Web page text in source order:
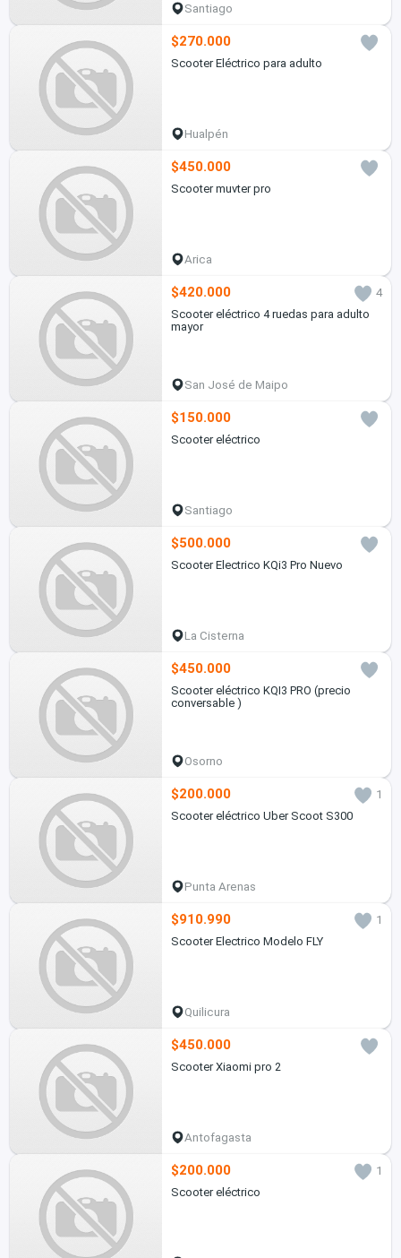
Santiago
$270.000
Scooter Eléctrico para adulto
Hualpén
$450.000
Scooter muvter pro
Arica
$420.000
4
Scooter eléctrico 4 ruedas para adulto
mayor
San José de Maipo
$150.000
Scooter eléctrico
Santiago
$500.000
Scooter Electrico KQi3 Pro Nuevo
La Cisterna
$450.000
Scooter eléctrico KQI3 PRO (precio
conversable )
Osorno
$200.000
1
Scooter eléctrico Uber Scoot S300
Punta Arenas
$910.990
1
Scooter Electrico Modelo FLY
Quilicura
$450.000
Scooter Xiaomi pro 2
Antofagasta
$200.000
1
Scooter eléctrico